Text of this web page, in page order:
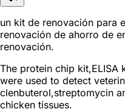
un kit de renovación para
renovación de ahorro de
renovación.
The protein chip
were used to detect
clenbuterol,streptomycin
chicken tissues.